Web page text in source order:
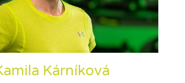
Kárníková